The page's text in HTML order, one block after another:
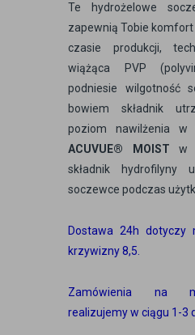
Te hydrożelowe
zapewnią Tobie
czasie produkcji,
wiążąca PVP
podniesie wilgotność
bowiem składnik
poziom nawilżenia w
ACUVUE® MOISTw
składnik hydrofilyny
soczewce podczas
Dostawa 24h dotyczy
krzywizny 8,5.
Zamówienia na
realizujemy w ciągu 1-3